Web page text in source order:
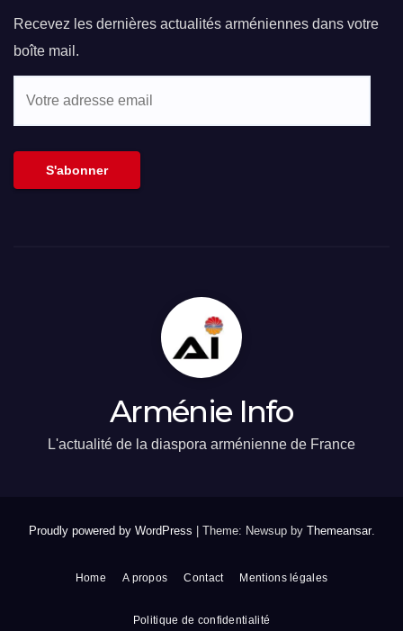
Recevez les dernières actualités arméniennes dans votre
boîte mail.
S'abonner
Arménie Info
L'actualité de la diaspora arménienne de France
Proudly powered by WordPress Theme: Newsup by Themeansar.
Home A propos Contact Mentions légales
Politique de confidentialité